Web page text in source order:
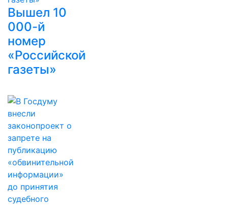
Вышел 10
000-й
номер
«Российской
газеты»